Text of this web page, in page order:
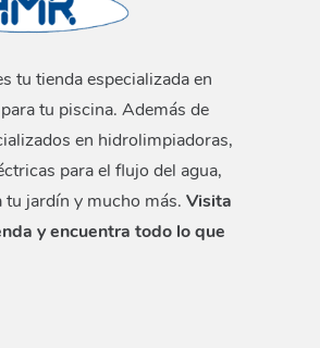
tu tienda especializada en
tu piscina. Además de
en hidrolimpiadoras,
para el flujo del agua,
tu jardín y mucho más. Visita
y encuentra todo lo que